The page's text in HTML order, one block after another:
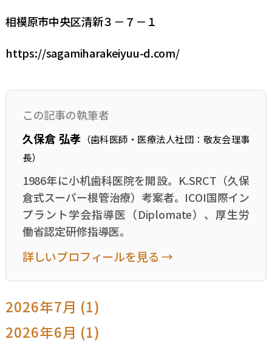
2026年7月 (1)
2026年6月 (1)
相模原市中央区清新３－７－１
https://sagamiharakeiyuu-d.com/
この記事の執筆者
久保倉 弘孝 （歯科医師・医療法人社団：敬友会理事
長）
1986年に小机歯科医院を開設。K.SRCT（久保
倉式スーパー根管治療）考案者。ICOI国際イン
プラント学会指導医（Diplomate）、厚生労
働省認定研修指導医。
詳しいプロフィールを見る →